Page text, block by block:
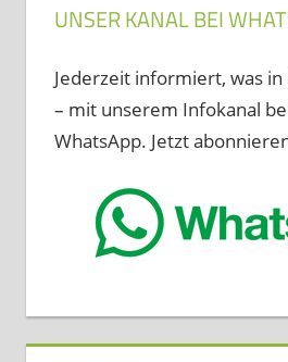
UNSER KANAL BEI
Jederzeit informiert, was in
– mit unserem Infokanal
WhatsApp. Jetzt